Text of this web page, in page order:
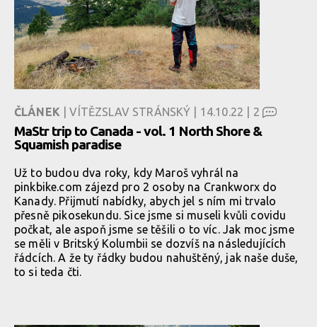
ČLÁNEK | VÍTĚZSLAV STRÁNSKÝ | 14.10.22 | 2
MaStr trip to Canada - vol. 1 North Shore &
Squamish paradise
Už to budou dva roky, kdy Maroš vyhrál na
pinkbike.com zájezd pro 2 osoby na Crankworx do
Kanady. Přijmutí nabídky, abych jel s ním mi trvalo
přesně pikosekundu. Sice jsme si museli kvůli covidu
počkat, ale aspoň jsme se těšili o to víc. Jak moc jsme
se měli v Britský Kolumbii se dozvíš na následujících
řádcích. A že ty řádky budou nahuštěný, jak naše duše,
to si teda čti.